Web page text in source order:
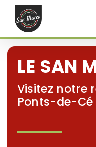
Passer
contenu
LE SAN
Visitez notre
Ponts-de-Cé